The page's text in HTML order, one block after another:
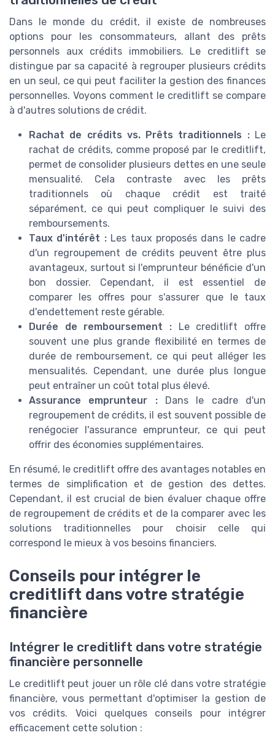
Dans le monde du crédit, il existe de nombreuses
options pour les consommateurs, allant des prêts
personnels aux crédits immobiliers. Le creditlift se
distingue par sa capacité à regrouper plusieurs crédits
en un seul, ce qui peut faciliter la gestion des finances
personnelles. Voyons comment le creditlift se compare
à d'autres solutions de crédit.
Rachat de crédits vs. Prêts traditionnels :Le
rachat de crédits, comme proposé par le creditlift,
permet de consolider plusieurs dettes en une seule
mensualité. Cela contraste avec les prêts
traditionnels où chaque crédit est traité
séparément, ce qui peut compliquer le suivi des
remboursements.
Taux d'intérêt :Les taux proposés dans le cadre
d'un regroupement de crédits peuvent être plus
avantageux, surtout si l'emprunteur bénéficie d'un
bon dossier. Cependant, il est essentiel de
comparer les offres pour s'assurer que le taux
d'endettement reste gérable.
Durée de remboursement : Le creditlift offre
souvent une plus grande flexibilité en termes de
durée de remboursement, ce qui peut alléger les
mensualités. Cependant, une durée plus longue
peut entraîner un coût total plus élevé.
Assurance emprunteur :Dans le cadre d'un
regroupement de crédits, il est souvent possible de
renégocier l'assurance emprunteur, ce qui peut
offrir des économies supplémentaires.
En résumé, le creditlift offre des avantages notables en
termes de simplification et de gestion des dettes.
Cependant, il est crucial de bien évaluer chaque offre
de regroupement de crédits et de la comparer avec les
solutions traditionnelles pour choisir celle qui
correspond le mieux à vos besoins financiers.
Conseils pour intégrer le
creditlift dans votre stratégie
financière
Intégrer le creditlift dans votre stratégie
financière personnelle
Le creditlift peut jouer un rôle clé dans votre stratégie
financière, vous permettant d'optimiser la gestion de
vos crédits. Voici quelques conseils pour intégrer
efficacement cette solution :